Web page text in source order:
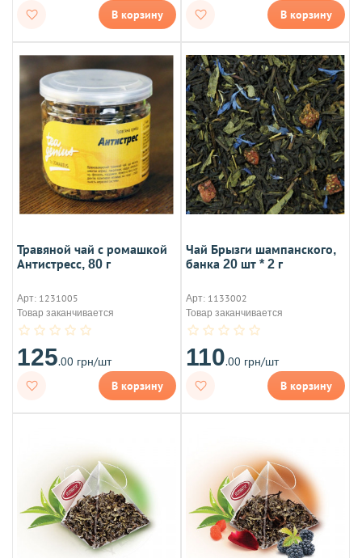
В корзину В корзину
Травяной чай с ромашкой
Антистресс, 80 г
Арт: 1231005
Товар заканчивается
125.00 грн/шт
В корзину
Чай Брызги шампанского,
банка 20 шт * 2 г
Арт: 1133002
Товар заканчивается
110.00 грн/шт
В корзину